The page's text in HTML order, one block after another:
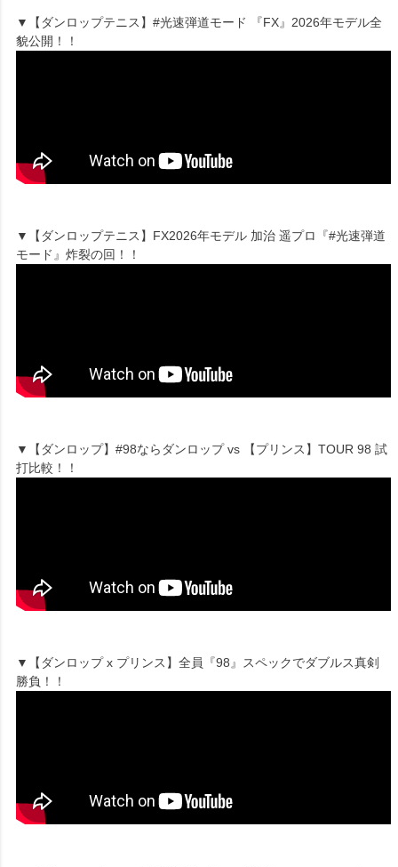
▼【ダンロップテニス】#光速弾道モード 『FX』2026年モデル全
貌公開！！
▼【ダンロップテニス】FX2026年モデル 加治 遥プロ『#光速弾道
モード』炸裂の回！！
▼【ダンロップ】#98ならダンロップ vs 【プリンス】TOUR 98 試
打比較！！
▼【ダンロップ x プリンス】全員『98』スペックでダブルス真剣
勝負！！